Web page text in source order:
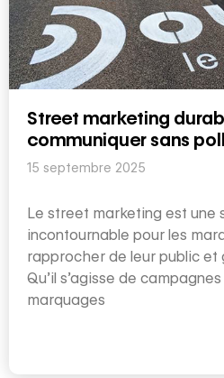
Street marketing
communiquer sans
15 septembre 2025
Le street marketing est une
incontournable pour les
rapprocher de leur public et
Qu’il s’agisse de
marquages